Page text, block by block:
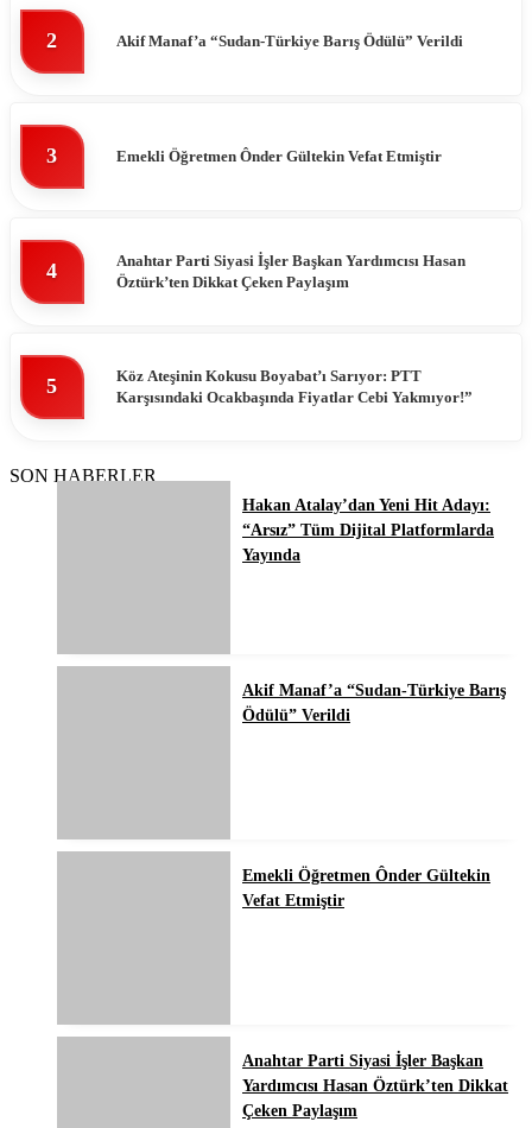
2 Akif Manaf’a “Sudan-Türkiye Barış Ödülü” Verildi
3 Emekli Öğretmen Ônder Gültekin Vefat Etmiştir
4
Anahtar Parti Siyasi İşler Başkan Yardımcısı Hasan
Öztürk’ten Dikkat Çeken Paylaşım
5
Köz Ateşinin Kokusu Boyabat’ı Sarıyor: PTT
Karşısındaki Ocakbaşında Fiyatlar Cebi Yakmıyor!”
SON HABERLER
Hakan Atalay’dan Yeni Hit Adayı:
“Arsız” Tüm Dijital Platformlarda
Yayında
Akif Manaf’a “Sudan-Türkiye Barış
Ödülü” Verildi
Emekli Öğretmen Ônder Gültekin
Vefat Etmiştir
Anahtar Parti Siyasi İşler Başkan
Yardımcısı Hasan Öztürk’ten Dikkat
Çeken Paylaşım